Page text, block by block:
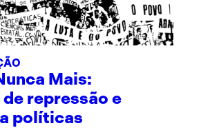
Mais:
repressão e
políticas